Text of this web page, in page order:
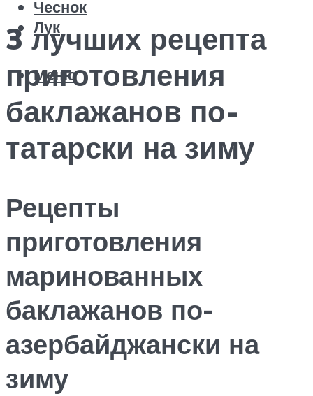
Чеснок
Лук
Меню
3 лучших рецепта
приготовления
баклажанов по-
татарски на зиму
Рецепты
приготовления
маринованных
баклажанов по-
азербайджански на
зиму